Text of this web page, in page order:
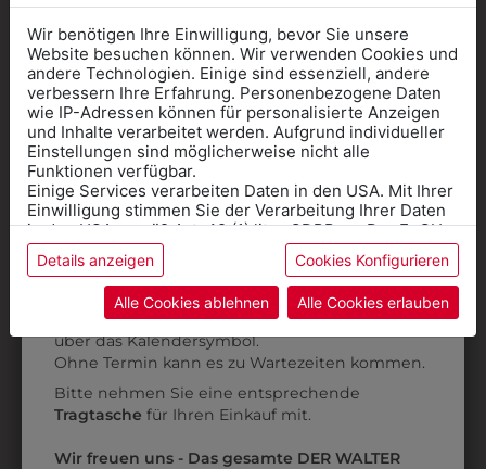
6500DF4184
HEMD LANGARM
HELLGRAU
€ 59,90
6HHW06WELA
HERRENHEMD
STEHKRAGEN
€ 69,90
ZULETZT ANGESEHEN
Wir benötigen Ihre Einwilligung, bevor Sie unsere
Website besuchen können. Wir verwenden Cookies und
andere Technologien. Einige sind essenziell, andere
verbessern Ihre Erfahrung. Personenbezogene Daten
wie IP-Adressen können für personalisierte Anzeigen
und Inhalte verarbeitet werden. Aufgrund individueller
Einstellungen sind möglicherweise nicht alle
Funktionen verfügbar.
Einige Services verarbeiten Daten in den USA. Mit Ihrer
Einwilligung stimmen Sie der Verarbeitung Ihrer Daten
in den USA gemäß Art. 49 (1) lit. a GDPR zu. Der EuGH
stuft die USA als Land mit unzureichendem Datenschutz
ein, und es besteht das Risiko, dass US-Behörden
Daten ohne Klagemöglichkeit für Europäer überwachen.
Datenschutzerklärungbzw. im
Details anzeigen Cookies Konfigurieren
Alle Cookies ablehnen Alle Cookies erlauben
Informationen wenn Sie
Kleidung
für die SCHULE
benötigen
Online Shop: Klick auf SCHULE in der
Kategorie und die richtige Schule auswählen.
AnprobeVorort im Geschäft: Termin buchen
über das Kalendersymbol.
Ohne Termin kann es zu Wartezeiten kommen.
Bitte nehmen Sie eine entsprechende
Tragtasche für Ihren Einkauf mit.
Wir freuen uns - Das gesamte DER WALTER